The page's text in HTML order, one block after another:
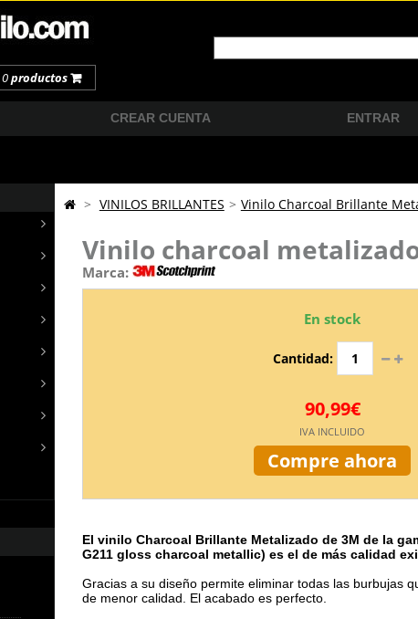
0productos
CREAR CUENTA ENTRAR
> VINILOS BRILLANTES > Vinilo Charcoal Brillante
Vinilo charcoal
Marca:
En stock
Cantidad:
90,99€
IVA INCLUIDO
Compre ahora
El vinilo Charcoal Brillante Metalizado de 3M de la
G211 gloss charcoal metallic) es el de más calidad
Gracias a su diseño permite eliminar todas las burbujas
de menor calidad. El acabado es perfecto.